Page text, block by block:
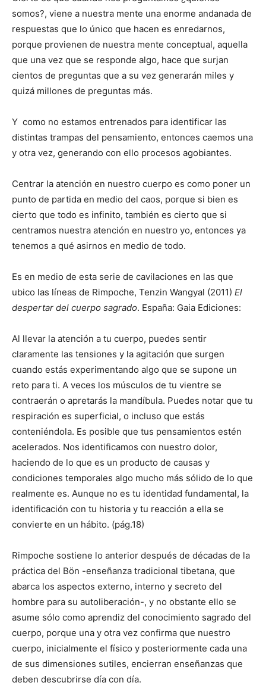
somos?, viene a nuestra mente una enorme andanada de
respuestas que lo único que hacen es enredarnos,
porque provienen de nuestra mente conceptual, aquella
que una vez que se responde algo, hace que surjan
cientos de preguntas que a su vez generarán miles y
quizá millones de preguntas más.
Y como no estamos entrenados para identificar las
distintas trampas del pensamiento, entonces caemos una
y otra vez, generando con ello procesos agobiantes.
Centrar la atención en nuestro cuerpo es como poner un
punto de partida en medio del caos, porque si bien es
cierto que todo es infinito, también es cierto que si
centramos nuestra atención en nuestro yo, entonces ya
tenemos a qué asirnos en medio de todo.
Es en medio de esta serie de cavilaciones en las que
ubico las líneas de Rimpoche, Tenzin Wangyal (2011) El
despertar del cuerpo sagrado. España: Gaia Ediciones:
Al llevar la atención a tu cuerpo, puedes sentir
claramente las tensiones y la agitación que surgen
cuando estás experimentando algo que se supone un
reto para ti. A veces los músculos de tu vientre se
contraerán o apretarás la mandíbula. Puedes notar que tu
respiración es superficial, o incluso que estás
conteniéndola. Es posible que tus pensamientos estén
acelerados. Nos identificamos con nuestro dolor,
haciendo de lo que es un producto de causas y
condiciones temporales algo mucho más sólido de lo que
realmente es. Aunque no es tu identidad fundamental, la
identificación con tu historia y tu reacción a ella se
convierte en un hábito. (pág.18)
Rimpoche sostiene lo anterior después de décadas de la
práctica del Bön -enseñanza tradicional tibetana, que
abarca los aspectos externo, interno y secreto del
hombre para su autoliberación-, y no obstante ello se
asume sólo como aprendiz del conocimiento sagrado del
cuerpo, porque una y otra vez confirma que nuestro
cuerpo, inicialmente el físico y posteriormente cada una
de sus dimensiones sutiles, encierran enseñanzas que
deben descubrirse día con día.